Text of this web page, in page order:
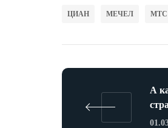
ЦИАН МЕЧЕЛ МТС
А